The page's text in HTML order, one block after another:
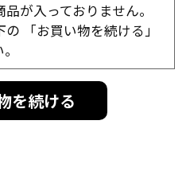
が入っておりません。
「お買い物を続ける」
を続ける